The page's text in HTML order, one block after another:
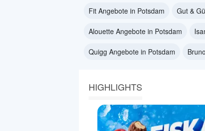
Fit Angebote in Potsdam
Gut &
Alouette Angebote in Potsdam
Quigg Angebote in Potsdam
HIGHLIGHTS